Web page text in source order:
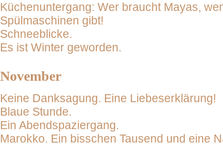
Küchenuntergang: Wer braucht Mayas,
Spülmaschinen gibt!
Schneeblicke.
Es ist Winter geworden.
November
Keine Danksagung. Eine Liebeserklärung!
Blaue Stunde.
Ein Abendspaziergang.
Marokko. Ein bisschen Tausend und eine